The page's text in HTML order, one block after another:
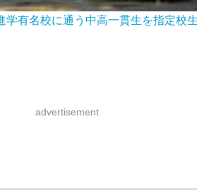
有名校に通う中高一貫生を指定校
advertisement